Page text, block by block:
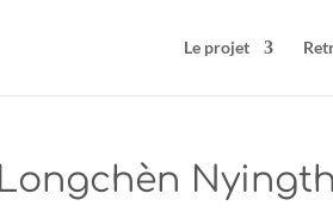
Le projet